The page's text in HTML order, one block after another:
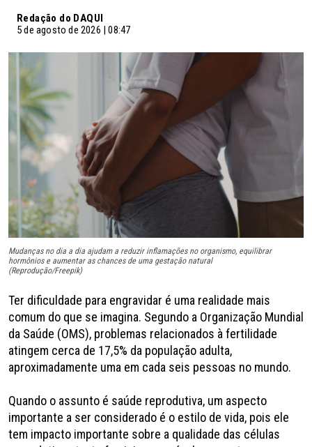
Redação do DAQUI
5 de agosto de 2026 | 08:47
Mudanças no dia a dia ajudam a reduzir inflamações no organismo, equilibrar
hormônios e aumentar as chances de uma gestação natural
(Reprodução/Freepik)
Ter dificuldade para engravidar é uma realidade mais
comum do que se imagina. Segundo a Organização Mundial
da Saúde (OMS), problemas relacionados à fertilidade
atingem cerca de 17,5% da população adulta,
aproximadamente uma em cada seis pessoas no mundo.
Quando o assunto é saúde reprodutiva, um aspecto
importante a ser considerado é o estilo de vida, pois ele
tem impacto importante sobre a qualidade das células